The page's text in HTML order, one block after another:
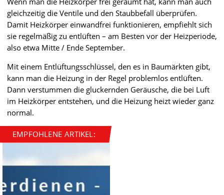
gleichzeitig die Ventile und den Staubbefall überprüfen.
Damit Heizkörper einwandfrei funktionieren, empfiehlt sich
sie regelmäßig zu entlüften – am Besten vor der Heizperiode,
also etwa Mitte / Ende September.
Mit einem Entlüftungsschlüssel, den es in Baumärkten gibt,
kann man die Heizung in der Regel problemlos entlüften.
Dann verstummen die gluckernden Geräusche, die bei Luft
im Heizkörper entstehen, und die Heizung heizt wieder ganz
normal.
EMPFOHLENE ARTIKEL: